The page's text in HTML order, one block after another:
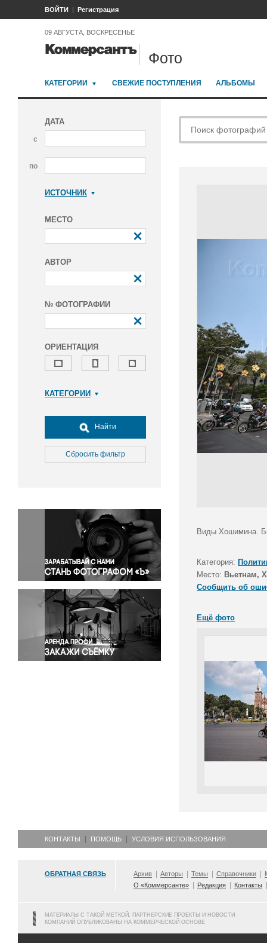
ВОЙТИ Регистрация
09 АВГУСТА, ВОСКРЕСЕНЬЕ
Фото
КАТЕГОРИИ СВЕЖИЕ ПОСТУПЛЕНИЯ АЛЬБОМЫ
ДАТА
с
по
ИСТОЧНИК
МЕСТО
АВТОР
№ ФОТОГРАФИИ
ОРИЕНТАЦИЯ
КАТЕГОРИИ
Досуг, туризм и отдых
Культура
Медицина
Окружающая среда
Политика
Правосудие
Происшествия и конфликты
Религия
Светская жизнь
Спорт
Экология
Экономика и бизнес
Найти
Сбросить фильтр
Виды Хошимина.
Категория:
Место: Вьетнам,
Сообщить об
Ещё фото
КОНТАКТЫ ПОМОЩЬ УСЛОВИЯ ИСПОЛЬЗОВАНИЯ
ОБРАТНАЯ СВЯЗЬ Архив Авторы Темы Справочники
О «Коммерсанте»
Редакция Контакты
МАТЕРИАЛЫ С ТАКОЙ МЕТКОЙ, ПАРТНЕРСКИЕ ПРОЕКТЫ И НОВОСТИ
КОМПАНИЙ ОПУБЛИКОВАНЫ НА КОММЕРЧЕСКОЙ ОСНОВЕ